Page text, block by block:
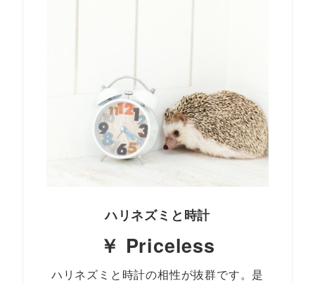
ハリネズミと時計
￥ Priceless
ハリネズミと時計の相性が抜群です。是